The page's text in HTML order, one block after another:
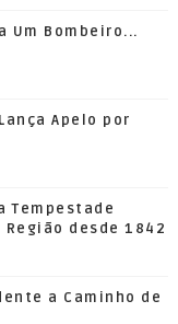
Um Bombeiro...
Apelo por
Tempestade
desde 1842
a Caminho de